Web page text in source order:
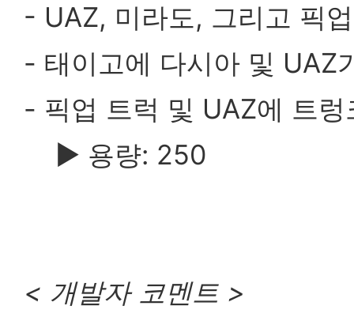
- UAZ, 미라도, 그리고 픽
- 태이고에 다시아 및 UAZ
- 픽업 트럭 및 UAZ에 트
▶ 용량: 250
< 개발자 코멘트 >